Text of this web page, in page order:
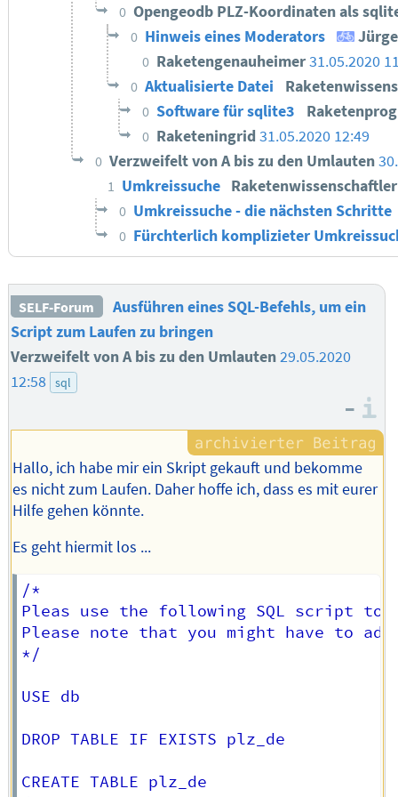
0 Opengeodb PLZ-Koordinaten als
0 Hinweis eines Moderators
0 Raketengenauheimer31.05.2020
0 Aktualisierte Datei
0 Software für sqlite3
0 Raketeningrid31.05.2020 12:49
0 Verzweifelt von A bis zu den Umlauten
1 Umkreissuche
0 Umkreissuche - die nächsten Schritte
0 Fürchterlich komplizieter
SELF-Forum
Ausführen eines SQL-Befehls, um ein
Script zum Laufen zu bringen
Verzweifelt von A bis zu den Umlauten29.05.2020
12:58 sql
–
Hallo, ich habe mir ein Skript gekauft und bekomme
es nicht zum Laufen. Daher hoffe ich, dass es mit eurer
Hilfe gehen könnte.
Es geht hiermit los ...
/*
Pleas use the following SQL script to
Please note that you might have to
*/
USE db
DROP TABLE IF EXISTS plz_de
CREATE TABLE plz_de